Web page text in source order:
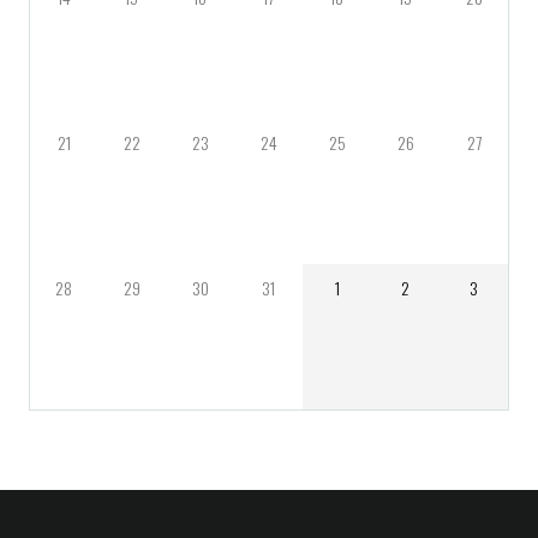
21 22 23 24 25 26 27
28 29 30 31 1 2 3